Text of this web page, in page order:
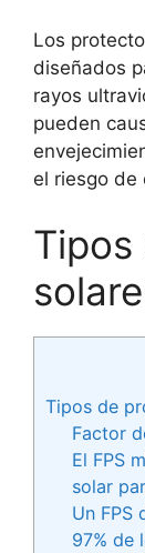
Los
diseñados
rayos
pueden
el riesgo de
Tipos de
Factor
El FPS
solar
Un FPS
97% de